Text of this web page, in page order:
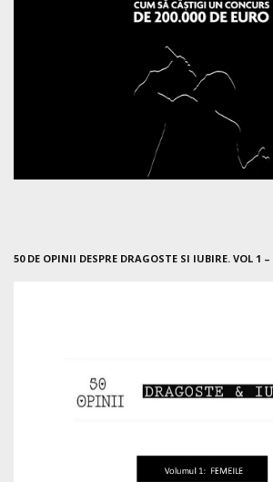
50 DE OPINII DESPRE DRAGOSTE SI IUBIRE. VOL 1 –